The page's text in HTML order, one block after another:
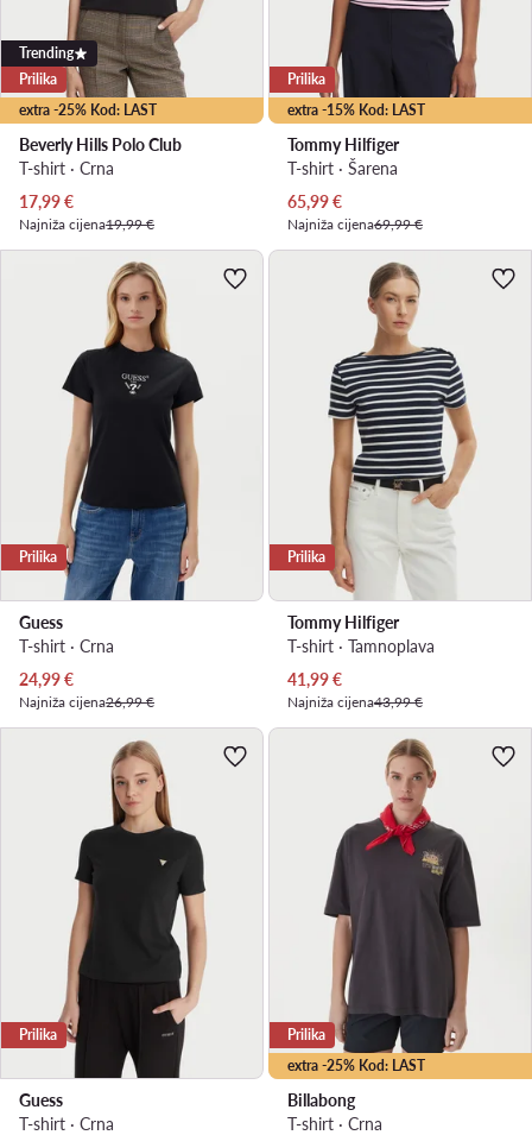
extra -25% Kod: LAST
Trending
Prilika
Beverly Hills Polo Club
T-shirt · Crna
Trenutna cijena
17,99€
Najniža cijena19,99 €
extra -15% Kod: LAST
Prilika
Tommy Hilfiger
T-shirt · Šarena
Trenutna cijena
65,99€
Najniža cijena69,99 €
Prilika
Guess
T-shirt · Crna
Trenutna cijena
24,99€
Najniža cijena26,99 €
Prilika
Tommy Hilfiger
T-shirt · Tamnoplava
Trenutna cijena
41,99€
Najniža cijena43,99 €
Prilika
Guess
T-shirt · Crna
extra -25% Kod: LAST
Prilika
Billabong
T-shirt · Crna